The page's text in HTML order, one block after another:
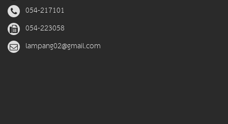
054-217101
054-223058
lampang02@gmail.com